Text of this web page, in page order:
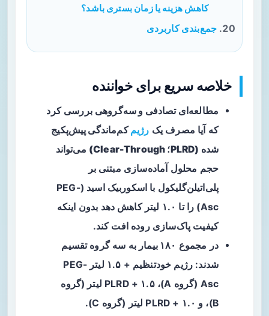
کاهش هزینه یا زمان بستری باشد؟
جمع‌بندی کاربردی
خلاصه سریع برای خواننده
مطالعه‌ای تصادفی و سه‌گروهی بررسی کرد
که آیا مصرف یک رژیمکم‌ماندگی پیش‌پکیج
شده (PLRD؛ Clear-Through)
می‌تواند
حجم محلول آماده‌سازی مبتنی بر
پلی‌اتیلن‌گلیکول با اسکوربیک اسید (PEG-
Asc) را تا ۱.۰ لیتر کاهش دهد بدون اینکه
کیفیت پاک‌سازی روده افت کند.
در مجموع ۱۸۰ بیمار
به سه گروه تقسیم
شدند: رژیم خودتنظیم + ۱.۵ لیتر PEG-
Asc (گروه A)، PLRD + ۱.۵ لیتر (گروه
B)، و PLRD + ۱.۰ لیتر (گروه C).